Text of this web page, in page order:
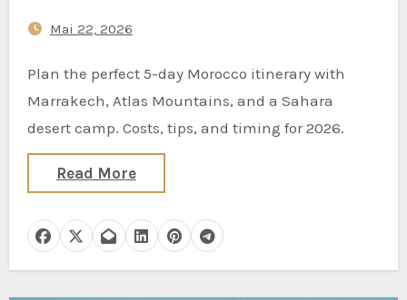
Mai 22, 2026
Plan the perfect 5-day Morocco itinerary with
Marrakech, Atlas Mountains, and a Sahara
desert camp. Costs, tips, and timing for 2026.
Read More